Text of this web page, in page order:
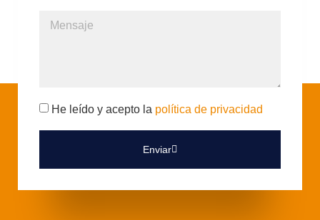
He leído y acepto la política de privacidad
Enviar